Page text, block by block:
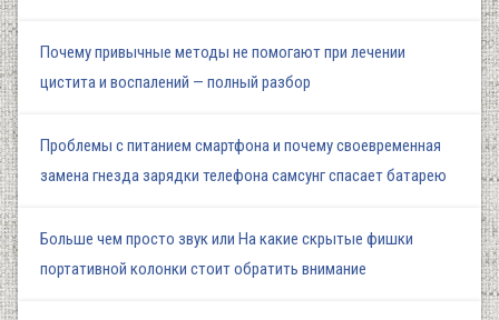
Почему привычные методы не помогают при лечении
цистита и воспалений — полный разбор
Проблемы с питанием смартфона и почему своевременная
замена гнезда зарядки телефона самсунг спасает батарею
Больше чем просто звук или На какие скрытые фишки
портативной колонки стоит обратить внимание